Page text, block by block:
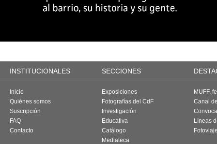
INSTITUCIONALES SECCIONES
Inicio
Quiénes somos
Suscripción
FAQ
Contacto
Exposiciones
Fotografías del CdF
Investigación
Educativa
Catálogo
Mediateca
MUFF,
Canal
Líneas